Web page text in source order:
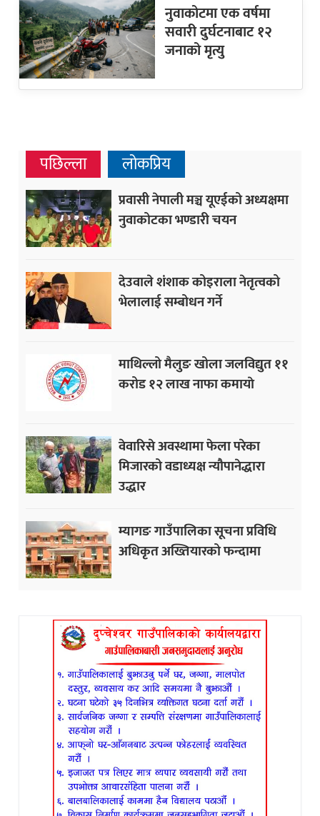
नुवाकोटमा एक वर्षमा
सवारी दुर्घटनाबाट १२
जनाको मृत्यु
पछिल्ला लोकप्रिय
प्रवासी नेपाली मञ्च यूएईको अध्यक्षमा
नुवाकोटका भण्डारी चयन
देउवाले शंशाक कोइराला नेतृत्वको
भेलालाई सम्बोधन गर्ने
माथिल्लो मैलुङ खोला जलविद्युत ११
करोड १२ लाख नाफा कमायाे
वेवारिसे अवस्थामा फेला परेका
मिजारको वडाध्यक्ष न्यौपानेद्धारा
उद्धार
म्यागङ गाउँपालिका सूचना प्रविधि
अधिकृत अख्तियारको फन्दामा